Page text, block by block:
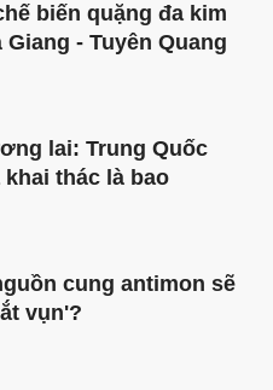
biến quặng đa kim
- Tuyên Quang
lai: Trung Quốc
thác là bao
cung antimon sẽ
vụn'?